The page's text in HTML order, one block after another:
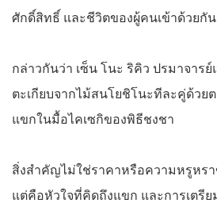
ศักดิ์สิทธิ์ และชีวิตของผู้คนเข้าด้วยกัน
กล่าวกันว่า เซ็น โนะ ริคิว ปรมาจารย์
ตะเกียบจากไม้สนโยชิโนะทีละคู่ด้วย
แขกในมื้อไคเซกิของพิธีชงชา
สิ่งสำคัญไม่ใช่ราคาหรือความหรูหรา
แต่คือหัวใจที่คิดถึงแขก และการเตรีย